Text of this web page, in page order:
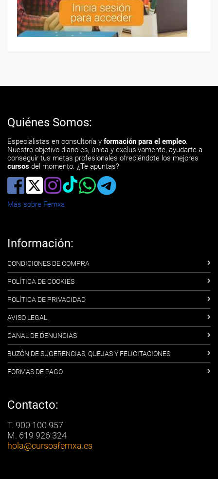
Quiénes Somos:
Especialistas en consultoría y formación para el empleo.
Nuestro objetivo diario es, única y exclusivamente, ayudarte a
conseguir tus metas profesionales ofreciéndote los mejores
cursos del momento. ¿Te apuntas?
Más sobre Femxa
Información:
CONDICIONES DE COMPRA
POLÍTICA DE COOKIES
POLÍTICA DE PRIVACIDAD
AVISO LEGAL
CANAL DE DENUNCIAS
BUZÓN DE SUGERENCIAS, QUEJAS Y FELICITACIONES
FORMAS DE PAGO
Contacto:
T. 900 100 957
M. 619 926 324
hola@cursosfemxa.es